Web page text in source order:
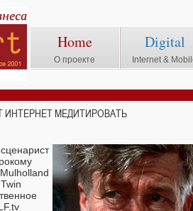
Home
О проекте
Digital
Internet &
ИНТЕРНЕТ МЕДИТИРОВАТЬ